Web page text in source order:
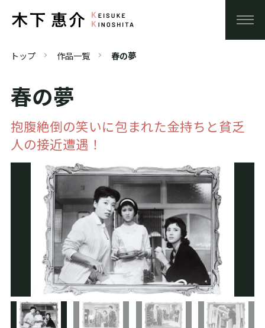
トップ 作品一覧 春の夢
春の夢
抱腹絶倒の笑いに包まれた金持ちと貧乏
人の接近遭遇！